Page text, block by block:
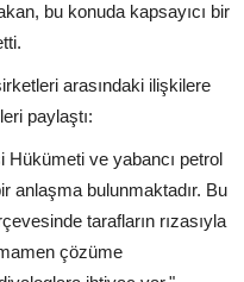
bu konuda kapsayıcı bir
arasındaki ilişkilere
paylaştı:
ve yabancı petrol
anlaşma bulunmaktadır. Bu
tarafların rızasıyla
çözüme